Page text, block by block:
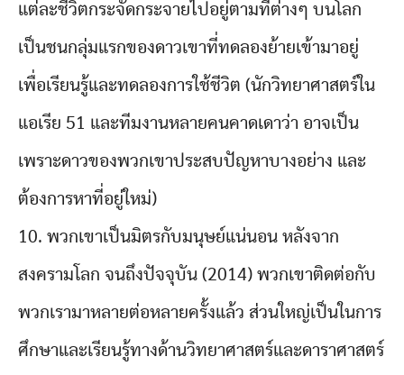
แต่ละชีวิตกระจัดกระจายไปอยู่ตามที่ต่างๆ บนโลก
เป็นชนกลุ่มแรกของดาวเขาที่ทดลองย้ายเข้ามาอยู่
เพื่อเรียนรู้และทดลองการใช้ชีวิต (นักวิทยาศาสตร์ใน
แอเรีย 51 และทีมงานหลายคนคาดเดาว่า อาจเป็น
เพราะดาวของพวกเขาประสบปัญหาบางอย่าง และ
ต้องการหาที่อยู่ใหม่)
10. พวกเขาเป็นมิตรกับมนุษย์แน่นอน หลังจาก
สงครามโลก จนถึงปัจจุบัน (2014) พวกเขาติดต่อกับ
พวกเรามาหลายต่อหลายครั้งแล้ว ส่วนใหญ่เป็นในการ
ศึกษาและเรียนรู้ทางด้านวิทยาศาสตร์และดาราศาสตร์